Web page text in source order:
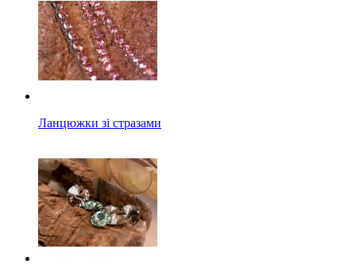
Ланцюжки зі стразами